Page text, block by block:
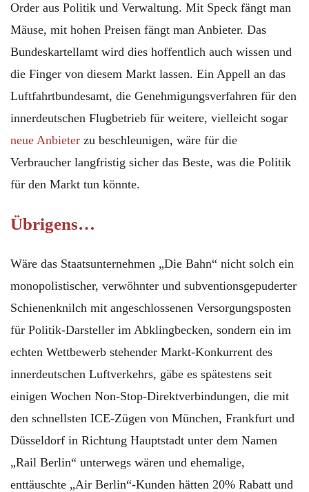
Order aus Politik und Verwaltung. Mit Speck fängt man
Mäuse, mit hohen Preisen fängt man Anbieter. Das
Bundeskartellamt wird dies hoffentlich auch wissen und
die Finger von diesem Markt lassen. Ein Appell an das
Luftfahrtbundesamt, die Genehmigungsverfahren für den
innerdeutschen Flugbetrieb für weitere, vielleicht sogar
neue Anbieter zu beschleunigen, wäre für die
Verbraucher langfristig sicher das Beste, was die Politik
für den Markt tun könnte.
Übrigens…
Wäre das Staatsunternehmen „Die Bahn“ nicht solch ein
monopolistischer, verwöhnter und subventionsgepuderter
Schienenknilch mit angeschlossenen Versorgungsposten
für Politik-Darsteller im Abklingbecken, sondern ein im
echten Wettbewerb stehender Markt-Konkurrent des
innerdeutschen Luftverkehrs, gäbe es spätestens seit
einigen Wochen Non-Stop-Direktverbindungen, die mit
den schnellsten ICE-Zügen von München, Frankfurt und
Düsseldorf in Richtung Hauptstadt unter dem Namen
„Rail Berlin“ unterwegs wären und ehemalige,
enttäuschte „Air Berlin“-Kunden hätten 20% Rabatt und